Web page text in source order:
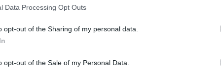
Data Processing Opt Outs
opt-out of the Sharing of my personal data.
opt-out of the Sale of my Personal Data.